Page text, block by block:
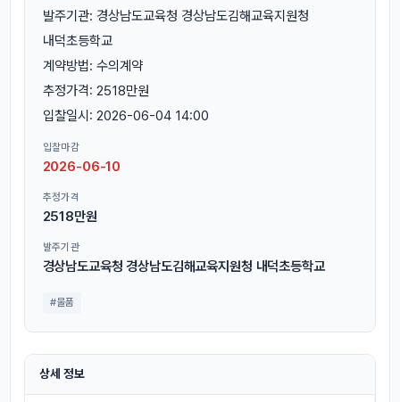
발주기관: 경상남도교육청 경상남도김해교육지원청
내덕초등학교
계약방법: 수의계약
추정가격: 2518만원
입찰일시: 2026-06-04 14:00
입찰마감
2026-06-10
추정가격
2518만원
발주기관
경상남도교육청 경상남도김해교육지원청 내덕초등학교
#물품
상세 정보